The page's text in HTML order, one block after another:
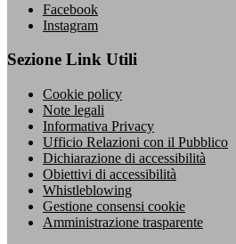
Facebook
Instagram
Sezione Link Utili
Cookie policy
Note legali
Informativa Privacy
Ufficio Relazioni con il Pubblico
Dichiarazione di accessibilità
Obiettivi di accessibilità
Whistleblowing
Gestione consensi cookie
Amministrazione trasparente